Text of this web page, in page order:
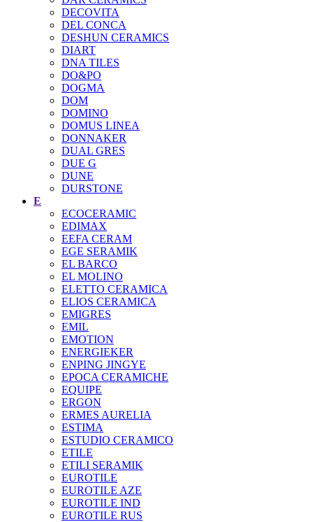
DECOVITA
DEL CONCA
DESHUN CERAMICS
DIART
DNA TILES
DO&PO
DOGMA
DOM
DOMINO
DOMUS LINEA
DONNAKER
DUAL GRES
DUE G
DUNE
DURSTONE
E
ECOCERAMIC
EDIMAX
EEFA CERAM
EGE SERAMIK
EL BARCO
EL MOLINO
ELETTO CERAMICA
ELIOS CERAMICA
EMIGRES
EMIL
EMOTION
ENERGIEKER
ENPING JINGYE
EPOCA CERAMICHE
EQUIPE
ERGON
ERMES AURELIA
ESTIMA
ESTUDIO CERAMICO
ETILE
ETILI SERAMIK
EUROTILE
EUROTILE AZE
EUROTILE IND
EUROTILE RUS